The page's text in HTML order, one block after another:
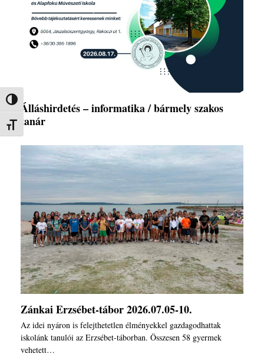
Nagy kontraszt váltása
Betűméret váltása
Álláshirdetés – informatika / bármely szakos
tanár
Zánkai Erzsébet-tábor 2026.07.05-10.
Az idei nyáron is felejthetetlen élményekkel gazdagodhattak
iskolánk tanulói az Erzsébet-táborban. Összesen 58 gyermek
vehetett…